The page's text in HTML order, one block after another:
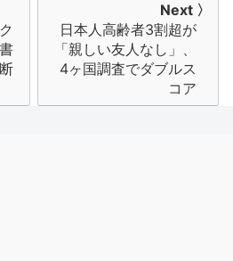
Next 〉
日本人高齢者3割超が
「親しい友人なし」、
4ヶ国調査でダブルス
コア